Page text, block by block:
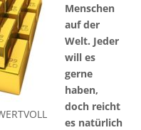
Menschen
auf der
Welt. Jeder
will es
gerne
haben,
doch reicht
es natürlich